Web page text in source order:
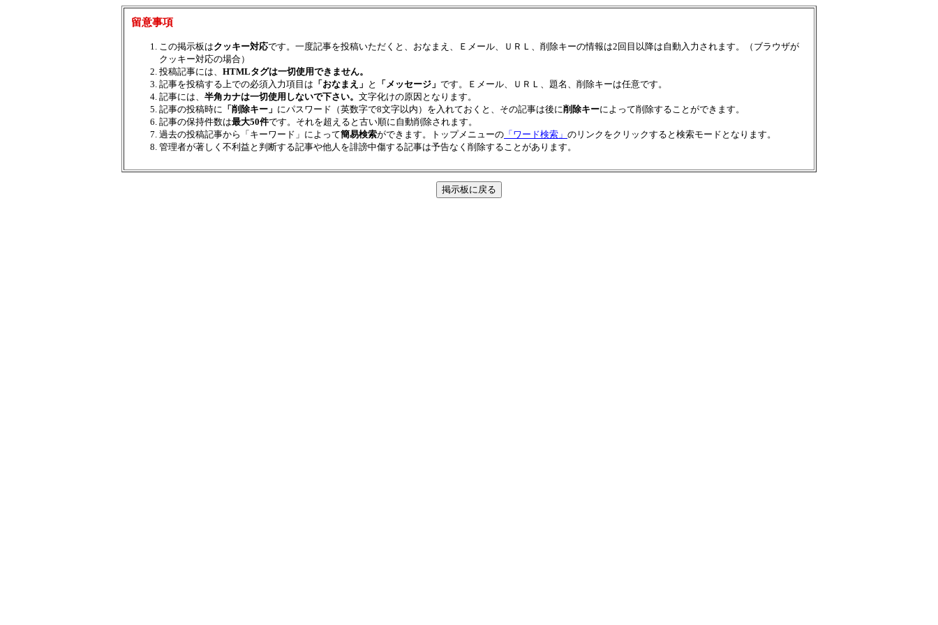
留意事項
この掲示板はクッキー対応です。一度記事を投稿いただくと、おなまえ、Ｅメール、ＵＲＬ、削除キーの情報は2回目以降は自動入力されます。（ブラウザが
クッキー対応の場合）
投稿記事には、 HTMLタグは一切使用できません。
記事を投稿する上での必須入力項目は 「おなまえ」 と 「メッセージ」 です。Ｅメール、ＵＲＬ、題名、削除キーは任意です。
記事には、 半角カナは一切使用しないで下さい。 文字化けの原因となります。
記事の投稿時に 「削除キー」 にパスワード（英数字で8文字以内）を入れておくと、その記事は後に削除キーによって削除することができます。
記事の保持件数は最大50件です。それを超えると古い順に自動削除されます。
過去の投稿記事から「キーワード」によって簡易検索ができます。トップメニューの 「ワード検索」 のリンクをクリックすると検索モードとなります。
管理者が著しく不利益と判断する記事や他人を誹謗中傷する記事は予告なく削除することがあります。